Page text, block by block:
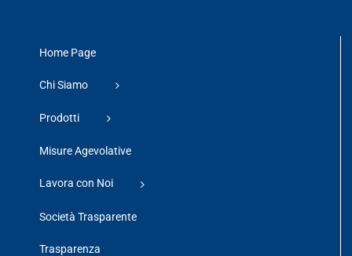
Home Page
Chi Siamo
Prodotti
Misure Agevolative
Lavora con Noi
Società Trasparente
Trasparenza